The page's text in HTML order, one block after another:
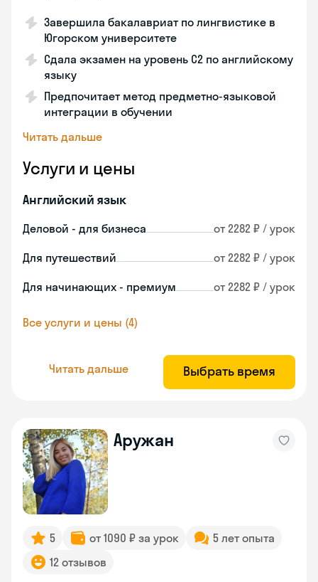
Завершила бакалавриат по лингвистике в
Югорском университете
Сдала экзамен на уровень С2 по английскому
языку
Предпочитает метод предметно-языковой
интеграции в обучении
Читать дальше
Услуги и цены
Английский язык
Деловой - для бизнеса от 2282 ₽ / урок
Для путешествий от 2282 ₽ / урок
Для начинающих - премиум от 2282 ₽ / урок
Все услуги и цены (4)
Читать дальше Выбрать время
Аружан
5 от 1090 ₽ за урок
5 лет опыта
12 отзывов